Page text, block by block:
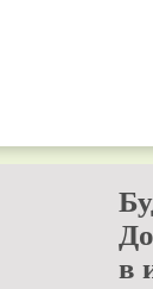
в